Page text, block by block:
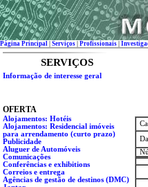
Página Principal Serviços Profissionais
SERVIÇOS
Informação de interesse geral
OFERTA
Alojamentos: Hotéis
Alojamentos: Residencial imóveis
para arrendamento (curto prazo)
Publicidade
Aluguer de Automóveis
Comunicações
Conferências e exhibitions
Correios e entrega
Agências de gestão de destinos (DMC)